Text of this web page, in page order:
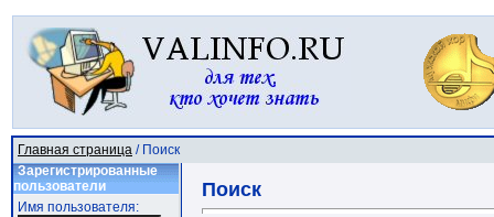
Главная страница / Поиск
Зарегистрированные
пользователи
Имя пользователя:
Поиск